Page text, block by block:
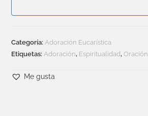
Categoría: Adoración Eucarística
Etiquetas: Adoración, Espiritualidad,Oración
Me gusta